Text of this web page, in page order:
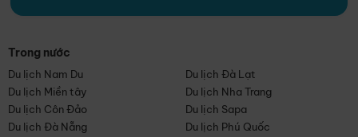
Trong nước
Du lịch Nam Du
Du lịch Đà Lạt
Du lịch Miền tây
Du lịch Nha Trang
Du lịch Côn Đảo
Du lịch Sapa
Du lịch Đà Nẵng
Du lịch Phú Quốc